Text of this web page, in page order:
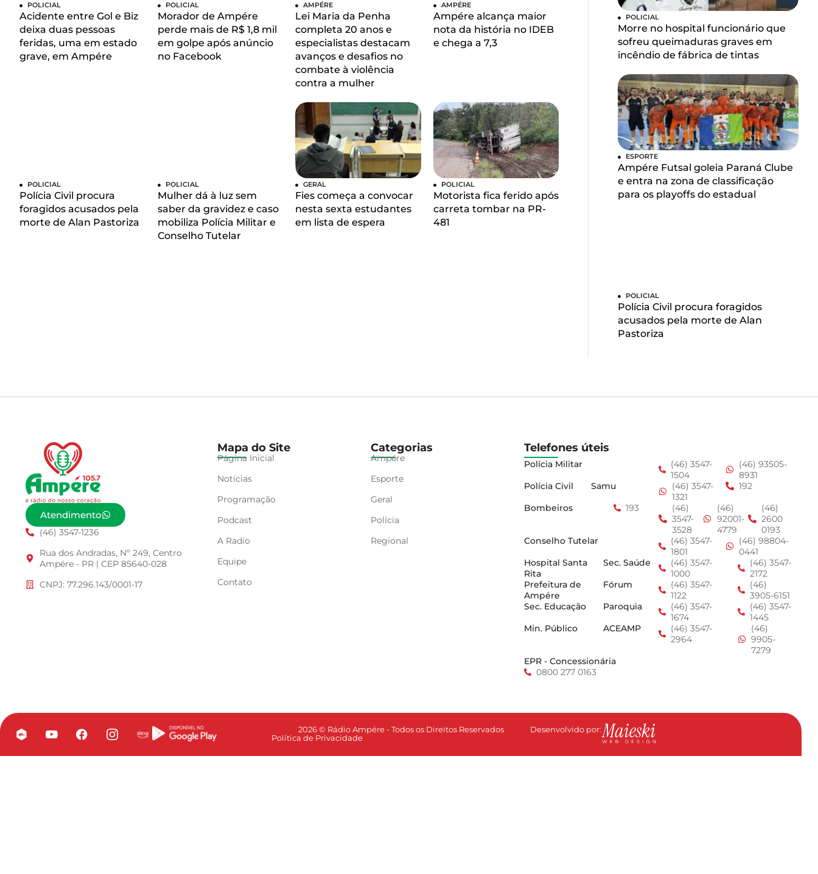
POLICIAL
Acidente entre Gol e Biz
deixa duas pessoas
feridas, uma em estado
grave, em Ampére
POLICIAL
Morador de Ampére
perde mais de R$ 1,8 mil
em golpe após anúncio
no Facebook
AMPÉRE
Lei Maria da Penha
completa 20 anos e
especialistas destacam
avanços e desafios no
combate à violência
contra a mulher
AMPÉRE
Ampére alcança maior
nota da história no IDEB
e chega a 7,3
POLICIAL
Polícia Civil procura
foragidos acusados pela
morte de Alan Pastoriza
POLICIAL
Mulher dá à luz sem
saber da gravidez e caso
mobiliza Polícia Militar e
Conselho Tutelar
GERAL
Fies começa a convocar
nesta sexta estudantes
em lista de espera
POLICIAL
Motorista fica ferido após
carreta tombar na PR-
481
POLICIAL
Morre no hospital funcionário que
sofreu queimaduras graves em
incêndio de fábrica de tintas
ESPORTE
Ampére Futsal goleia Paraná Clube
e entra na zona de classificação
para os playoffs do estadual
POLICIAL
Polícia Civil procura foragidos
acusados pela morte de Alan
Pastoriza
Atendimento
(46) 3547-1236
Rua dos Andradas, Nº 249, Centro
Ampére - PR | CEP 85640-028
CNPJ: 77.296.143/0001-17
Mapa do Site
Página Inicial
Notícias
Programação
Podcast
A Radio
Equipe
Contato
Categorias
Ampére
Esporte
Geral
Polícia
Regional
Telefones úteis
Polícia Militar
(46) 3547-
1504
(46) 93505-
8931
Polícia Civil
Samu
(46) 3547-
1321
192
Bombeiros
193
(46)
3547-
3528
(46)
92001-
4779
(46)
2600
0193
Conselho Tutelar
(46) 3547-
1801
(46) 98804-
0441
Hospital Santa
Rita
Sec. Saúde
(46) 3547-
1000
(46) 3547-
2172
Prefeitura de
Ampére
Fórum
(46) 3547-
1122
(46)
3905-6151
Sec. Educação
Paroquia
(46) 3547-
1674
(46) 3547-
1445
Min. Público
ACEAMP
(46) 3547-
2964
(46)
9905-
7279
EPR - Concessionária
0800 277 0163
2026 © Rádio Ampére - Todos os Direitos Reservados
Política de Privacidade
Desenvolvido por: